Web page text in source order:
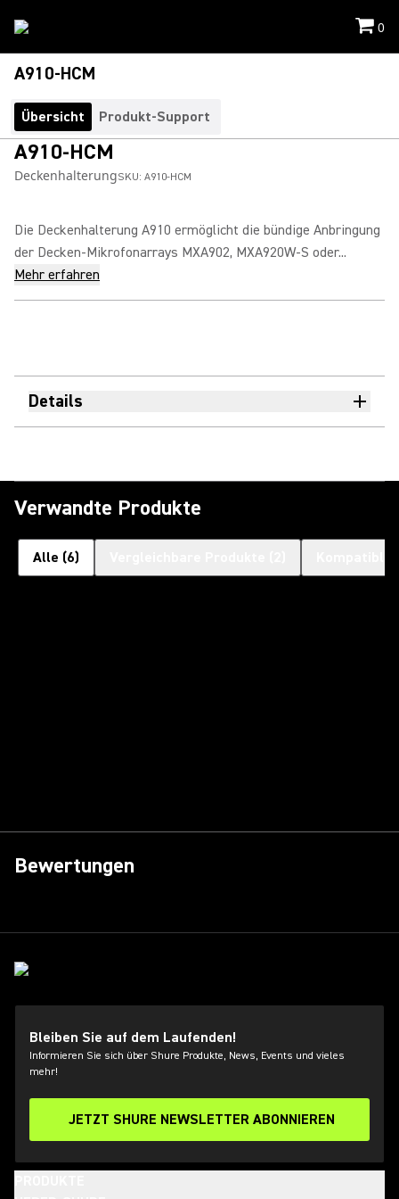
0
A910-HCM
Übersicht Produkt-Support
A910-HCM
DeckenhalterungSKU: A910-HCM
Die Deckenhalterung A910 ermöglicht die bündige Anbringung
der Decken-Mikrofonarrays MXA902, MXA920W-S oder...
Mehr erfahren
Details
Verwandte Produkte
Alle (6)
Bewertungen
Bleiben Sie auf dem Laufenden!
Informieren Sie sich über Shure Produkte, News, Events und vieles
mehr!
JETZT SHURE NEWSLETTER ABONNIEREN